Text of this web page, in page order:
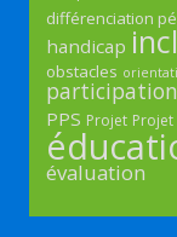
différenciation
handicap
obstacles
participation
PPS Projet Projet
évaluation